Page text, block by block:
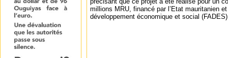
millions MRU, financé par l’Etat mauritanien
développement économique et social